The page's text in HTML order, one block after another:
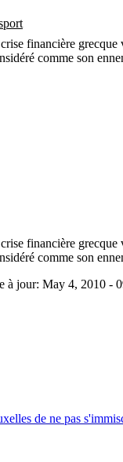
financière
comme son
financière
comme son
à jour: May 4, 2010 -
de ne pas